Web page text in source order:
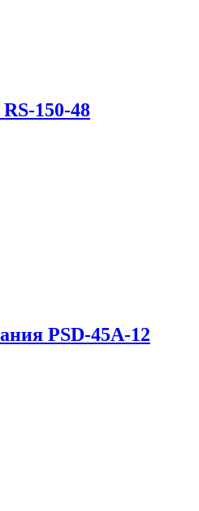
150-48
PSD-45A-12